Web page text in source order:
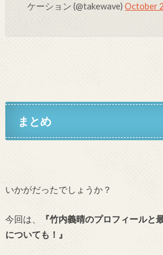
ケーション (@takewave)October
まとめ
いかがだったでしょうか？
今回は、
『竹内義晴のプロフィールと
についても！』